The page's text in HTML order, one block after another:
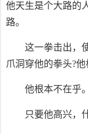
他天生是个大路的
路。
这一拳击出，
爪洞穿他的拳头?他
他根本不在乎。
只要他高兴，